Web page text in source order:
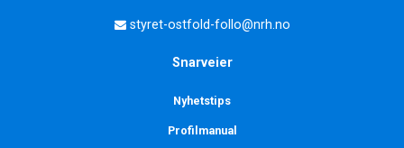
styret-ostfold-follo@nrh.no
Snarveier
Nyhetstips
Profilmanual